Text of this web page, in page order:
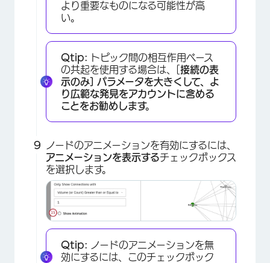
×
より重要なものになる可能性が高
い。
Qtip: トピック間の相互作用ベース
の共起を使用する場合は、[ 接続の表
示のみ] パラメータを大きくして、よ
り広範な発見をアカウントに含める
ことをお勧めします。
ノードのアニメーションを有効にするには、
アニメーションを表示するチェックボックス
を選択します。
Qtip: ノードのアニメーションを無
効にするには、このチェックボック